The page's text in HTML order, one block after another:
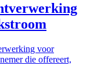
voor
die offereert,